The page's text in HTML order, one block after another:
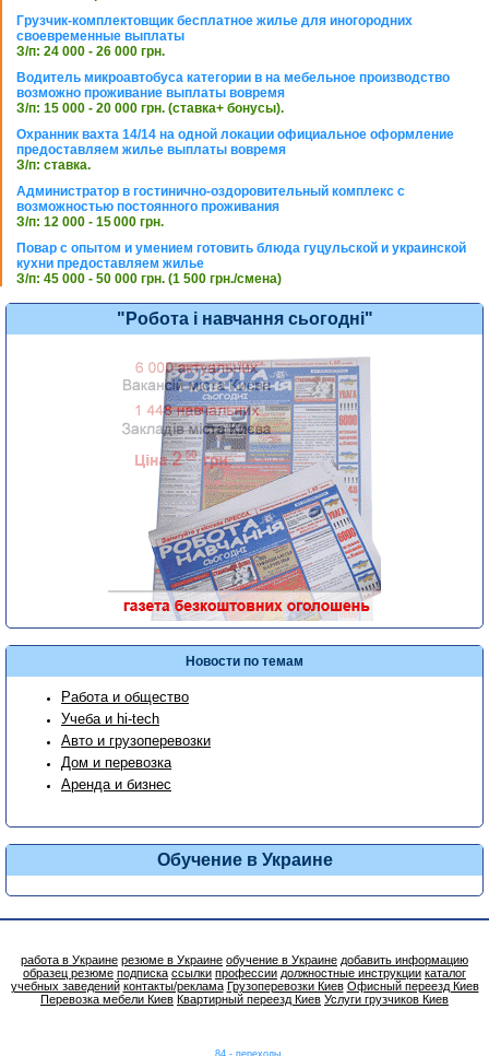
Грузчик-комплектовщик бесплатное жилье для иногородних
своевременные выплаты
З/п: 24 000 - 26 000 грн.
Водитель микроавтобуса категории в на мебельное производство
возможно проживание выплаты вовремя
З/п: 15 000 - 20 000 грн. (ставка+ бонусы).
Охранник вахта 14/14 на одной локации официальное оформление
предоставляем жилье выплаты вовремя
З/п: ставка.
Администратор в гостинично-оздоровительный комплекс с
возможностью постоянного проживания
З/п: 12 000 - 15 000 грн.
Повар с опытом и умением готовить блюда гуцульской и украинской
кухни предоставляем жилье
З/п: 45 000 - 50 000 грн. (1 500 грн./смена)
"Робота і навчання сьогодні"
Новости по темам
Работа и общество
Учеба и hi-tech
Авто и грузоперевозки
Дом и перевозка
Аренда и бизнес
Обучение в Украине
работа в Украине резюме в Украине обучение в Украине добавить информацию
образец резюме подписка ссылки профессии должностные инструкции каталог
учебных заведений контакты/реклама Грузоперевозки Киев Офисный переезд Киев
Перевозка мебели Киев Квартирный переезд Киев Услуги грузчиков Киев